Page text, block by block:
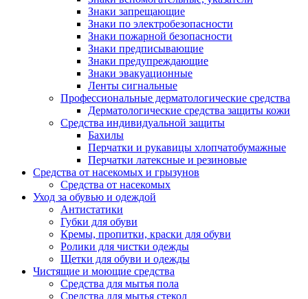
Знаки запрещающие
Знаки по электробезопасности
Знаки пожарной безопасности
Знаки предписывающие
Знаки предупреждающие
Знаки эвакуационные
Ленты сигнальные
Профессиональные дерматологические средства
Дерматологические средства защиты кожи
Средства индивидуальной защиты
Бахилы
Перчатки и рукавицы хлопчатобумажные
Перчатки латексные и резиновые
Средства от насекомых и грызунов
Средства от насекомых
Уход за обувью и одеждой
Антистатики
Губки для обуви
Кремы, пропитки, краски для обуви
Ролики для чистки одежды
Щетки для обуви и одежды
Чистящие и моющие средства
Средства для мытья пола
Средства для мытья стекол